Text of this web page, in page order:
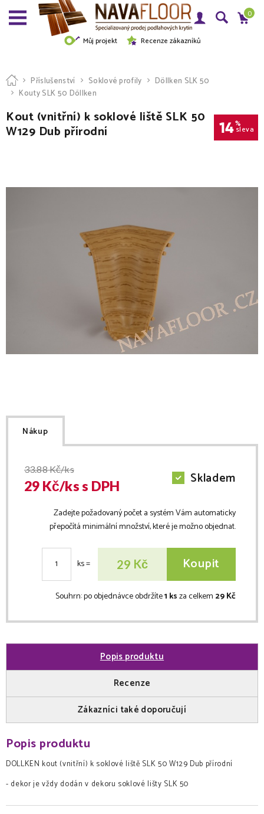
Můj projekt Recenze zákazníků
0
Příslušenství Soklové profily
Döllken SLK 50
Kouty SLK 50 Döllken
Kout (vnitřní) k soklové liště SLK 50
W129 Dub přírodní 14%
sleva
Nákup
33.88Kč/ks
29 Kč/kss DPH Skladem
Zadejte požadovaný počet a systém Vám automaticky
přepočítá minimální množství, které je možno objednat.
ks= 29 Kč Koupit
Souhrn:po objednávce obdržíte1 ksza celkem 29 Kč
Popis produktu
Recenze
Zákazníci také doporučují
Popis produktu
DOLLKEN kout (vnitřní) k soklové liště SLK 50 W129 Dub přírodní
- dekor je vždy dodán v dekoru soklové lišty SLK 50